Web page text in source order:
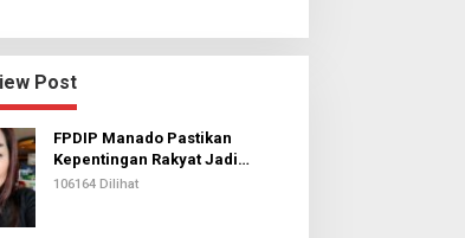
Post
FPDIP Manado Pastikan
Kepentingan Rakyat Jadi
Prioritas Dalam Perjuangan
106164 Dilihat